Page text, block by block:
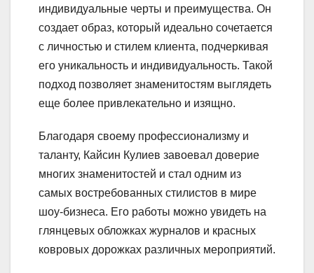
индивидуальные черты и преимущества. Он
создает образ, который идеально сочетается
с личностью и стилем клиента, подчеркивая
его уникальность и индивидуальность. Такой
подход позволяет знаменитостям выглядеть
еще более привлекательно и изящно.
Благодаря своему профессионализму и
таланту, Кайсин Кулиев завоевал доверие
многих знаменитостей и стал одним из
самых востребованных стилистов в мире
шоу-бизнеса. Его работы можно увидеть на
глянцевых обложках журналов и красных
ковровых дорожках различных мероприятий.